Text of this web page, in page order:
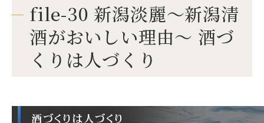
file-30 新潟淡麗～新潟清
酒がおいしい理由～ 酒づ
くりは人づくり